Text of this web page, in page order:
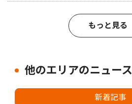
もっと見る
他のエリアのニュース
新着記事